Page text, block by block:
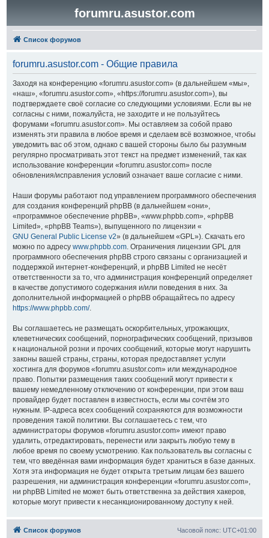
forumru.asustor.com
Список форумов
forumru.asustor.com - Общие правила
Заходя на конференцию «forumru.asustor.com» (в дальнейшем «мы»,
«наш», «forumru.asustor.com», «https://forumru.asustor.com»), вы
подтверждаете своё согласие со следующими условиями. Если вы не
согласны с ними, пожалуйста, не заходите и не пользуйтесь
форумами «forumru.asustor.com». Мы оставляем за собой право
изменять эти правила в любое время и сделаем всё возможное, чтобы
уведомить вас об этом, однако с вашей стороны было бы разумным
регулярно просматривать этот текст на предмет изменений, так как
использование конференции «forumru.asustor.com» после
обновления/исправления условий означает ваше согласие с ними.
Наши форумы работают под управлением программного обеспечения
для создания конференций phpBB (в дальнейшем «они»,
«программное обеспечение phpBB», «www.phpbb.com», «phpBB
Limited», «phpBB Teams»), выпущенного по лицензии «
GNU General Public License v2» (в дальнейшем «GPL»). Скачать его
можно по адресу www.phpbb.com. Ограничения лицензии GPL для
программного обеспечения phpBB строго связаны с организацией и
поддержкой интернет-конференций, и phpBB Limited не несёт
ответственности за то, что администрация конференций определяет
в качестве допустимого содержания и/или поведения в них. За
дополнительной информацией о phpBB обращайтесь по адресу
https://www.phpbb.com/.
Вы соглашаетесь не размещать оскорбительных, угрожающих,
клеветнических сообщений, порнографических сообщений, призывов
к национальной розни и прочих сообщений, которые могут нарушить
законы вашей страны, страны, которая предоставляет услуги
хостинга для форумов «forumru.asustor.com» или международное
право. Попытки размещения таких сообщений могут привести к
вашему немедленному отключению от конференции, при этом ваш
провайдер будет поставлен в известность, если мы сочтём это
нужным. IP-адреса всех сообщений сохраняются для возможности
проведения такой политики. Вы соглашаетесь с тем, что
администраторы форумов «forumru.asustor.com» имеют право
удалить, отредактировать, перенести или закрыть любую тему в
любое время по своему усмотрению. Как пользователь вы согласны с
тем, что введённая вами информация будет храниться в базе данных.
Хотя эта информация не будет открыта третьим лицам без вашего
разрешения, ни администрация конференции «forumru.asustor.com»,
ни phpBB Limited не может быть ответственна за действия хакеров,
которые могут привести к несанкционированному доступу к ней.
Список форумов Часовой пояс: UTC+01:00